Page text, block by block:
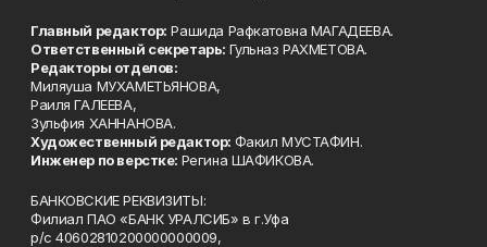
Главный редактор: Рашида Рафкатовна МАГАДЕЕВА.
Ответственный секретарь: Гульназ РАХМЕТОВА.
Редакторы отделов:
Миляуша МУХАМЕТЬЯНОВА,
Раиля ГАЛЕЕВА,
Зульфия ХАННАНОВА.
Художественный редактор: Факил МУСТАФИН.
Инженер по верстке: Регина ШАФИКОВА.
БАНКОВСКИЕ РЕКВИЗИТЫ:
Филиал ПАО «БАНК УРАЛСИБ» в г.Уфа
р/с 40602810200000000009,